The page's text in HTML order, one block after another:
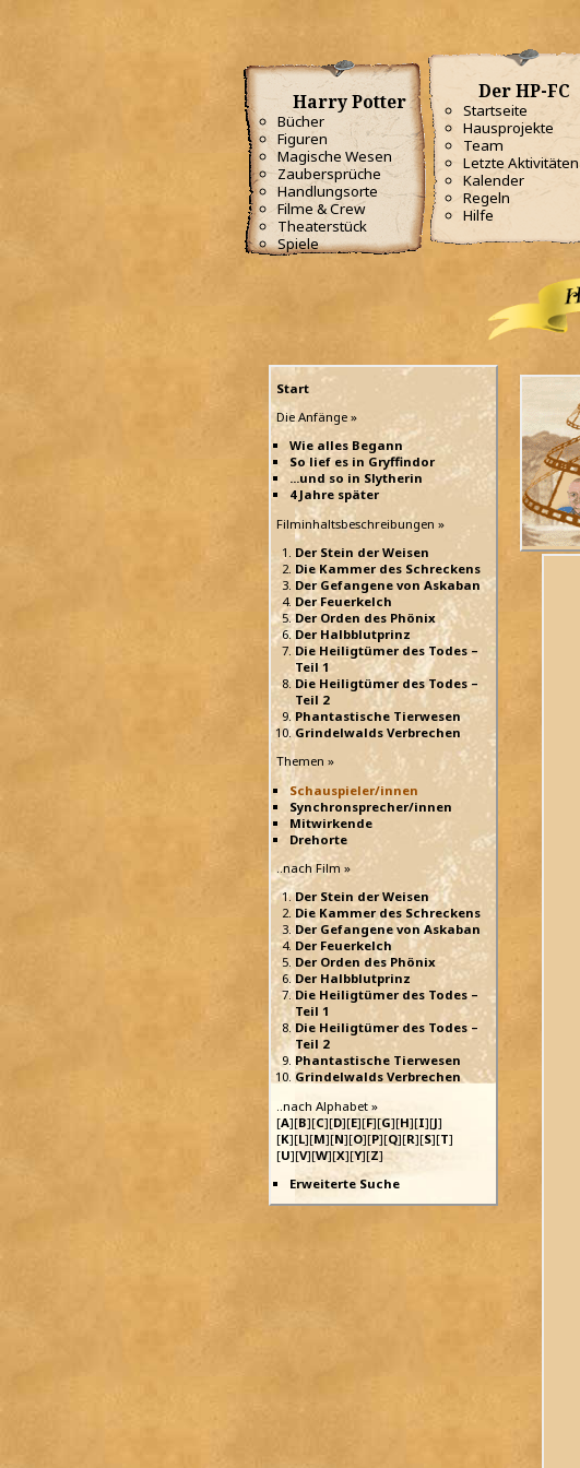
Harry Potter
Bücher
Figuren
Magische Wesen
Zaubersprüche
Handlungsorte
Filme & Crew
Theaterstück
Spiele
Der HP-FC
Startseite
Hausprojekte
Team
Letzte Aktivitäten
Kalender
Regeln
Hilfe
Start
Die Anfänge »
Wie alles Begann
So lief es in Gryffindor
...und so in Slytherin
4 Jahre später
Filminhaltsbeschreibungen »
Der Stein der Weisen
Die Kammer des Schreckens
Der Gefangene von Askaban
Der Feuerkelch
Der Orden des Phönix
Der Halbblutprinz
Die Heiligtümer des Todes –
Teil 1
Die Heiligtümer des Todes –
Teil 2
Phantastische Tierwesen
Grindelwalds Verbrechen
Themen »
Schauspieler/innen
Synchronsprecher/innen
Mitwirkende
Drehorte
..nach Film »
Der Stein der Weisen
Die Kammer des Schreckens
Der Gefangene von Askaban
Der Feuerkelch
Der Orden des Phönix
Der Halbblutprinz
Die Heiligtümer des Todes –
Teil 1
Die Heiligtümer des Todes –
Teil 2
Phantastische Tierwesen
Grindelwalds Verbrechen
..nach Alphabet »
[A][B][C][D][E][F][G][H][I][J]
[K][L][M][N][O][P][Q][R][S][T]
[U][V][W][X][Y][Z]
Erweiterte Suche